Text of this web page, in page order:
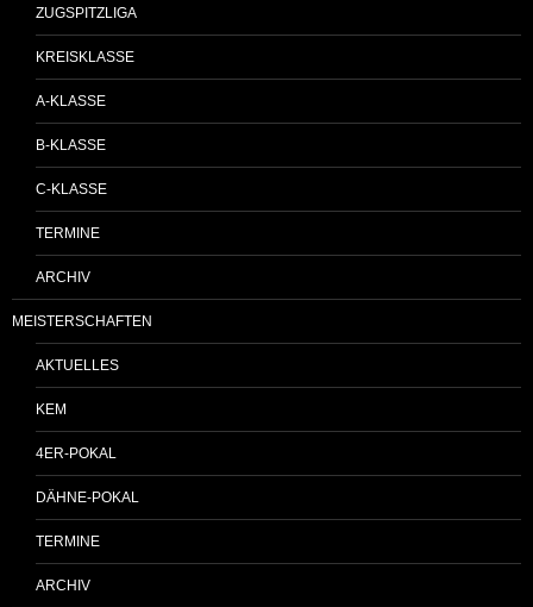
ZUGSPITZLIGA
KREISKLASSE
A-KLASSE
B-KLASSE
C-KLASSE
TERMINE
ARCHIV
MEISTERSCHAFTEN
AKTUELLES
KEM
4ER-POKAL
DÄHNE-POKAL
TERMINE
ARCHIV